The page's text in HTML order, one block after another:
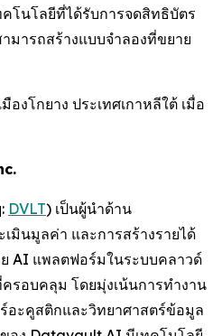
คโนโลยีที่ได้รับการจดสิทธิบัตร
มารถสร้างแบบจำลองที่ขยาย
งโกยาง ประเทศเกาหลีใต้ เมื่อ
DVLT) เป็นผู้นำด้าน
มินมูลค่า และการสร้างรายได้
AI แพลตฟอร์มในระบบคลาวด์
รอบคลุม โดยมุ่งเน้นการทำงาน
อะคูสติกและวิทยาศาสตร์ข้อมูล